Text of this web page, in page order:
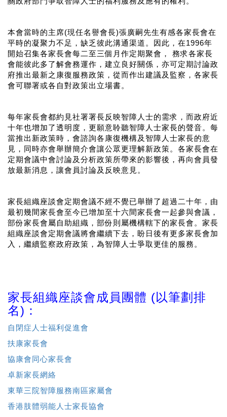
本會當時的主席(現任名譽會長)張廣嗣先生有感各家長會在
平時的凝聚力不足，缺乏彼此溝通渠道。因此，在1996年
開始召集各家長會每二至三個月作定期聚會， 務求各家長
會能彼此多了解會務運作，建立良好關係，亦可定期討論政
府推出最新之康復服務政策，從而作出建議及監察，各家長
會可聯署或各自對政策出立場書。
每年家長會都約見社署署長反映智障人士的需求，而政府近
十年也增加了透明度，更願意聆聽智障人士家長的聲音。每
當推出新政策時，會諮詢各康復機構及智障人士家長的意
見，同時亦會舉辦簡介會讓公眾更理解新政策。各家長會在
定期會議中會討論及分析政策所帶來的影響後，再向會員發
放最新消息，讓會員討論及反映意見。
家長組織座談會定期會議不經不覺已舉辦了超過二十年，由
最初幾間家長會至今已增加至十六間家長會一起參與會議，
部份家長會屬自助組織，部份則屬機構轄下的家長會。家長
組織座談會定期會議將會繼續下去，盼日後有更多家長會加
入，繼續監察政府政策，為智障人士爭取更佳的服務。
家長組織座談會成員團體 (以筆劃排
名)：
自閉症人士福利促進會
扶康家長會
協康會同心家長會
卓新家長網絡
東華三院智障服務南區家屬會
香港肢體弱能人士家長協會